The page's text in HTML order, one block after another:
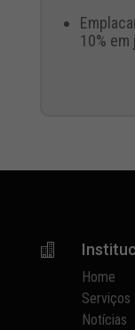
10% em

Home
Serviços
Notícias